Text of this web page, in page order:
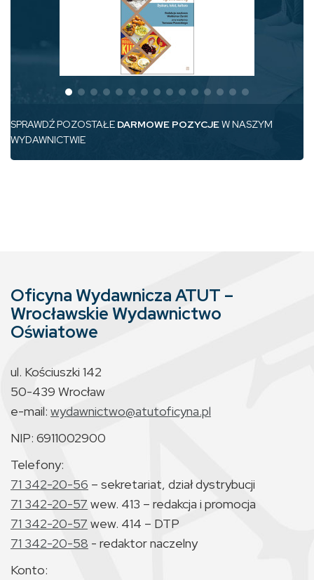
SPRAWDŹ POZOSTAŁE DARMOWE POZYCJEW NASZYM
WYDAWNICTWIE
Oficyna Wydawnicza ATUT –
Wrocławskie Wydawnictwo
Oświatowe
ul. Kościuszki 142
50-439 Wrocław
e-mail: wydawnictwo@atutoficyna.pl
NIP: 6911002900
Telefony:
71 342-20-56 – sekretariat, dział dystrybucji
71 342-20-57 wew. 413 – redakcja i promocja
71 342-20-57 wew. 414 – DTP
71 342-20-58 - redaktor naczelny
Konto: